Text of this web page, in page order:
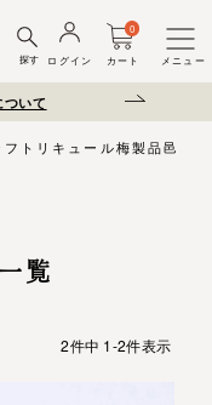
探す ログイン カート
0
メニュー
せ 弊社を装っ
トリキュール梅製品邑じ
覧
2件中 1-2件表示